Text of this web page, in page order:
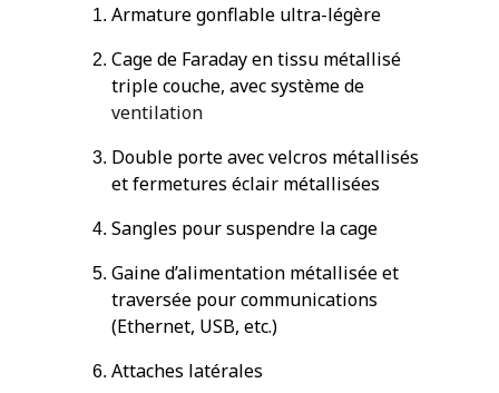
Armature gonflable ultra-légère
Cage de Faraday en tissu métallisé
triple couche, avec système de
ventilation
Double porte avec velcros métallisés
et fermetures éclair métallisées
Sangles pour suspendre la cage
Gaine d’alimentation métallisée et
traversée pour communications
(Ethernet, USB, etc.)
Attaches latérales